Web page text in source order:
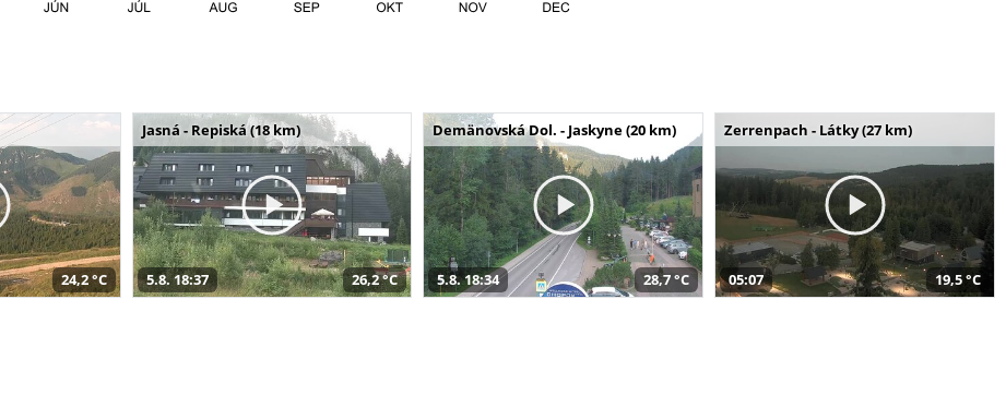
24,2 °C
Jasná - Repiská (18 km)
5.8. 18:37 26,2 °C
Demänovská Dol. - Jaskyne (20 km)
5.8. 18:34 28,7 °C
Zerrenpach - Látky (27 km)
05:07 19,5 °C